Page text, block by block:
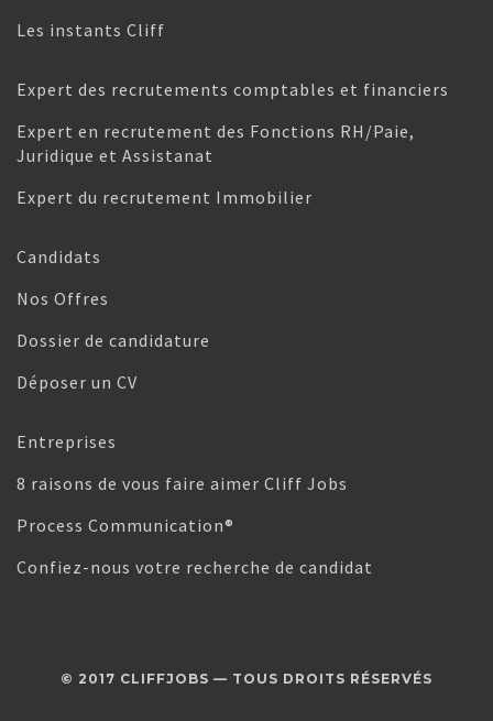
Les instants Cliff
Expert des recrutements comptables et financiers
Expert en recrutement des Fonctions RH/Paie,
Juridique et Assistanat
Expert du recrutement Immobilier
Candidats
Nos Offres
Dossier de candidature
Déposer un CV
Entreprises
8 raisons de vous faire aimer Cliff Jobs
Process Communication®
Confiez-nous votre recherche de candidat
© 2017 CLIFFJOBS — TOUS DROITS RÉSERVÉS